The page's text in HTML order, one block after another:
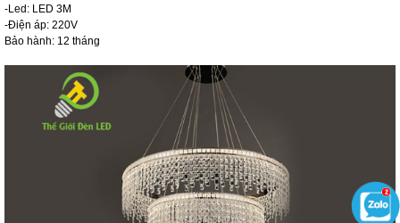
-Led: LED 3M
-Điện áp: 220V
Bảo hành: 12 tháng